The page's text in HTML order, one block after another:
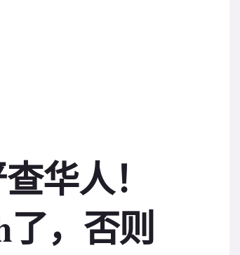
华人！
了，否则